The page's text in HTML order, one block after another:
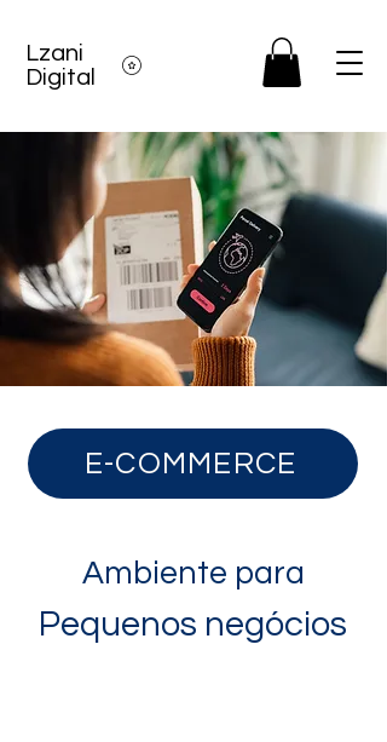
Lzani
Digital
E-COMMERCE
Ambiente para
Pequenos negócios